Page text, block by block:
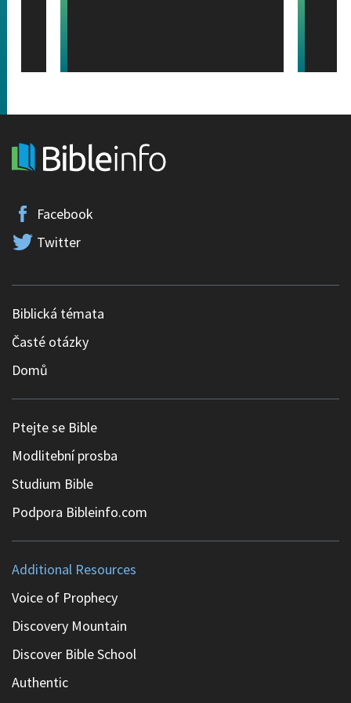
Facebook
Twitter
Biblická témata
Časté otázky
Domů
Ptejte se Bible
Modlitební prosba
Studium Bible
Podpora Bibleinfo.com
Additional Resources
Voice of Prophecy
Discovery Mountain
Discover Bible School
Authentic